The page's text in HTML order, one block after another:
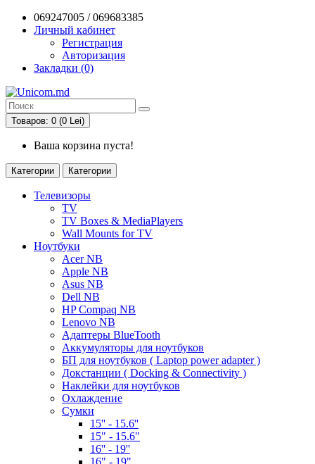
069247005 / 069683385
Личный кабинет
Регистрация
Авторизация
Закладки (0)
Товаров: 0 (0 Lei)
Ваша корзина пуста!
Категории Категории
Телевизоры
TV
TV Boxes & MediaPlayers
Wall Mounts for TV
Ноутбуки
Acer NB
Apple NB
Asus NB
Dell NB
HP Compaq NB
Lenovo NB
Адаптеры BlueTooth
Аккумуляторы для ноутбуков
БП для ноутбуков ( Laptop power adapter )
Докстанции ( Docking & Connectivity )
Наклейки для ноутбуков
Охлаждение
Сумки
15'' - 15.6''
15" - 15.6"
16'' - 19''
16" - 19"